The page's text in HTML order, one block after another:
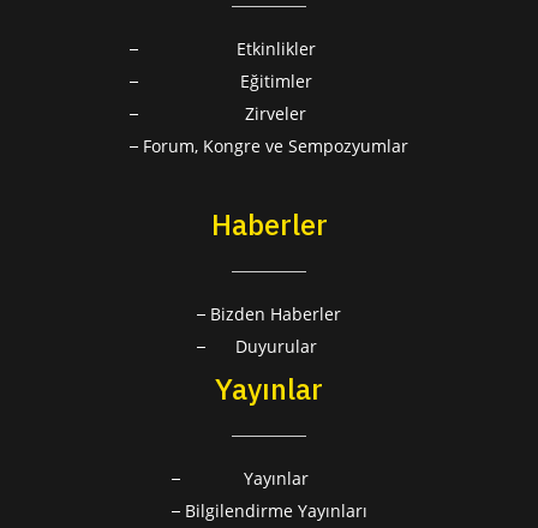
Etkinlikler
Eğitimler
Zirveler
Forum, Kongre ve Sempozyumlar
Haberler
Bizden Haberler
Duyurular
Yayınlar
Yayınlar
Bilgilendirme Yayınları